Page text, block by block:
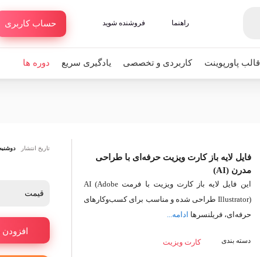
راهنما فروشنده شوید حساب کاربری
قالب پاورپوینت کاربردی و تخصصی یادگیری سریع دوره ها
فایل لایه باز کارت ویزیت حرفه‌ای با طراحی
مدرن (AI)
این فایل لایه باز کارت ویزیت با فرمت AI (Adobe
Illustrator) طراحی شده و مناسب برای کسب‌وکارهای
حرفه‌ای، فریلنسرها ادامه...
دسته بندی کارت ویزیت
تاریخ انتشار دوشنبه 08 اردیبهشت
قیمت
افزودن